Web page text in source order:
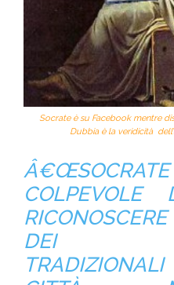
Socrate è su Facebook mentre
Dubbia è la veridicità
DEI